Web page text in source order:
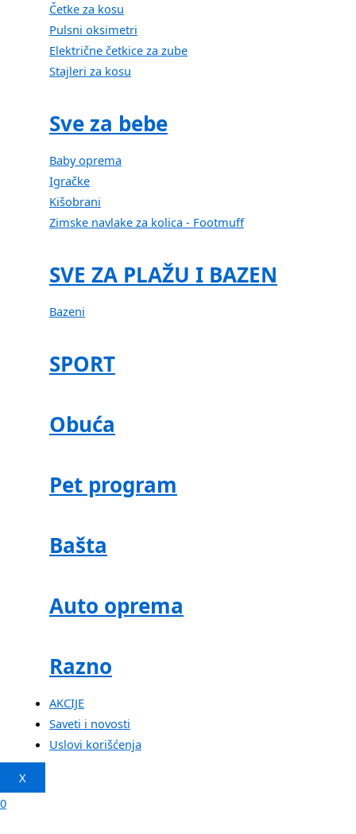
Četke za kosu
Pulsni oksimetri
Električne četkice za zube
Stajleri za kosu
Sve za bebe
Baby oprema
Igračke
Kišobrani
Zimske navlake za kolica - Footmuff
SVE ZA PLAŽU I BAZEN
Bazeni
SPORT
Obuća
Pet program
Bašta
Auto oprema
Razno
AKCIJE
Saveti i novosti
Uslovi korišćenja
X
0